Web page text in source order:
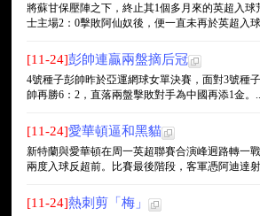
將蘇甘保壓陣之下，終止其1個多月來的英超入
士主場2：0擊敗阿仙奴後，便一直未再於英超入
[11-24]彭帥連贏兩盤摘后冠
4號種子彭帥昨於亞運網球女單決賽，面對3號種
帥再勝6：2，直落兩盤擊敗對手為中國再添1金。
[11-24]愛華頓逼和黑貓
新特蘭與愛華頓在周一英超聯賽合演峰迥路轉一
兩度入球反超前。比賽最後階段，客軍憑阿迪達
[11-24]熱刺剪「梅」